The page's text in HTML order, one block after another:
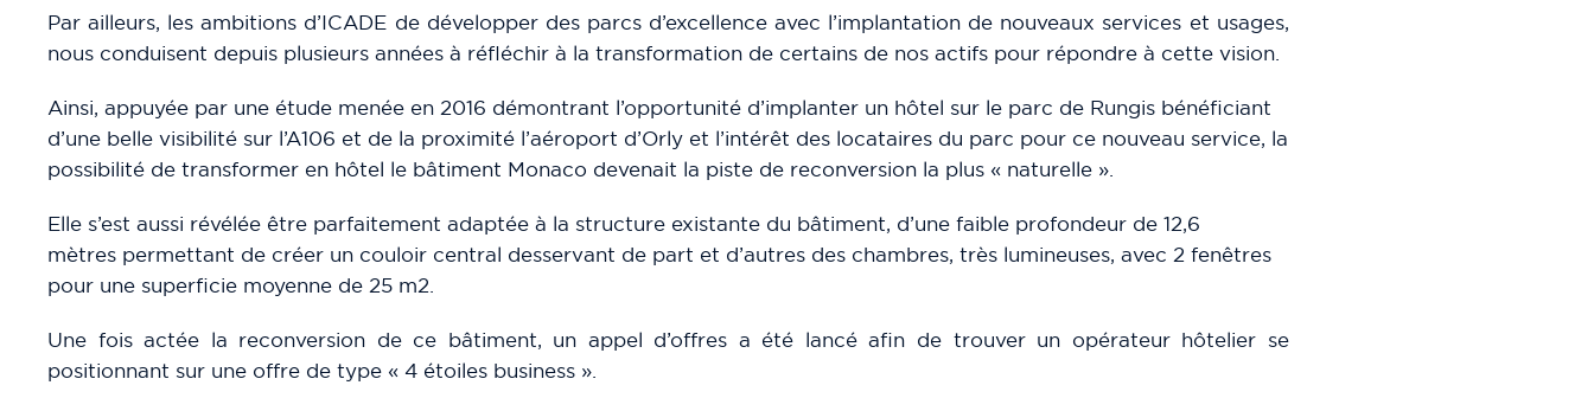
Par ailleurs, les ambitions d’ICADE de développer des parcs d’excellence avec l’implantation de nouveaux services et usages,
nous conduisent depuis plusieurs années à réfléchir à la transformation de certains de nos actifs pour répondre à cette vision.
Ainsi, appuyée par une étude menée en 2016 démontrant l’opportunité d’implanter un hôtel sur le parc de Rungis bénéficiant
d’une belle visibilité sur l’A106 et de la proximité l’aéroport d’Orly et l’intérêt des locataires du parc pour ce nouveau service, la
possibilité de transformer en hôtel le bâtiment Monaco devenait la piste de reconversion la plus « naturelle ».
Elle s’est aussi révélée être parfaitement adaptée à la structure existante du bâtiment, d’une faible profondeur de 12,6
mètres permettant de créer un couloir central desservant de part et d’autres des chambres, très lumineuses, avec 2 fenêtres
pour une superficie moyenne de 25 m2.
Une fois actée la reconversion de ce bâtiment, un appel d’offres a été lancé afin de trouver un opérateur hôtelier se
positionnant sur une offre de type « 4 étoiles business ».